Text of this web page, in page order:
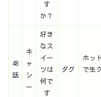
す
か？
48
話
キ
ャ
シ
ー
好き
なス
イー
ツは
何で
す
ダグ
ホッ
で生